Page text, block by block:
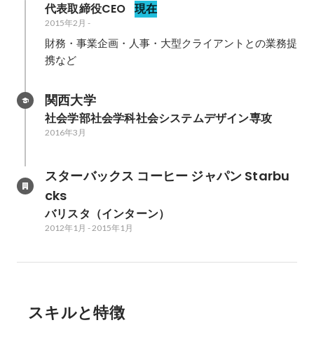
代表取締役CEO 現在
2015年2月 -
財務・事業企画・人事・大型クライアントとの業務提
携など
関西大学
社会学部社会学科社会システムデザイン専攻
2016年3月
スターバックス コーヒー ジャパン Starbu
cks
バリスタ（インターン）
2012年1月 -2015年1月
スキルと特徴